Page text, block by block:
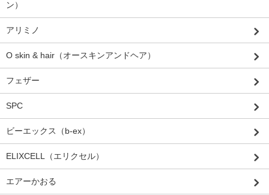
ン）
アリミノ
O skin & hair（オースキンアンドヘア）
フェザー
SPC
ビーエックス（b-ex）
ELIXCELL（エリクセル）
エアーかおる